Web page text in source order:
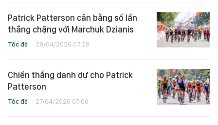
Patrick Patterson cân bằng số lần
thắng chặng với Marchuk Dzianis
Tốc độ 28/04/2026 07:28
Chiến thắng danh dự cho Patrick
Patterson
Tốc độ 27/04/2026 07:06